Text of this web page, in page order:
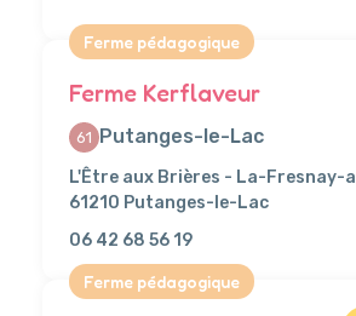
Ferme pédagogique
Ferme Kerflaveur
61 Putanges-le-Lac
L'Être aux Brières - La-Fresnay-
61210 Putanges-le-Lac
06 42 68 56 19
Ferme pédagogique